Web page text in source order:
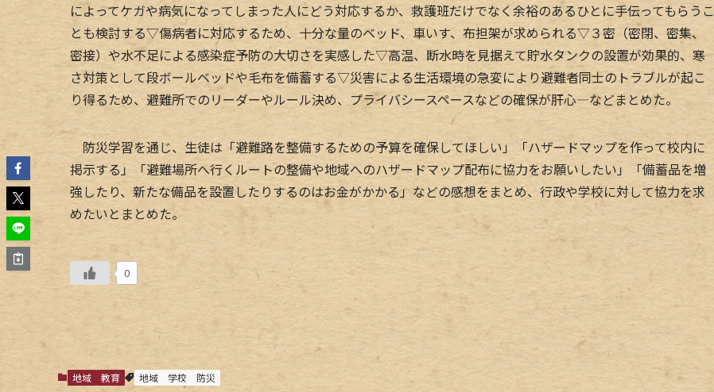
によってケガや病気になってしまった人にどう対応するか、救護班だけでなく余裕のあるひとに手伝ってもらうこ
とも検討する▽傷病者に対応するため、十分な量のベッド、車いす、布担架が求められる▽３密（密閉、密集、
密接）や水不足による感染症予防の大切さを実感した▽高温、断水時を見据えて貯水タンクの設置が効果的、寒
さ対策として段ボールベッドや毛布を備蓄する▽災害による生活環境の急変により避難者同士のトラブルが起こ
り得るため、避難所でのリーダーやルール決め、プライバシースペースなどの確保が肝心―などまとめた。
防災学習を通じ、生徒は「避難路を整備するための予算を確保してほしい」「ハザードマップを作って校内に
掲示する」「避難場所へ行くルートの整備や地域へのハザードマップ配布に協力をお願いしたい」「備蓄品を増
強したり、新たな備品を設置したりするのはお金がかかる」などの感想をまとめ、行政や学校に対して協力を求
めたいとまとめた。
0
地域 教育 地域 学校 防災